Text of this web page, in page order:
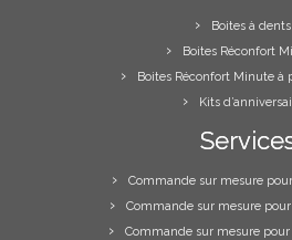
Boites à dents
Boites Réconfort
Boites Réconfort Minute à
Kits
Commande sur mesure
Commande sur mesure
Commande sur mesure